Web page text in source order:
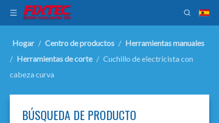
Hogar / Centro de productos / Herramientas manuales
/ Herramientas de corte / Cuchillo de electricista con
cabeza curva
BÚSQUEDA DE PRODUCTO